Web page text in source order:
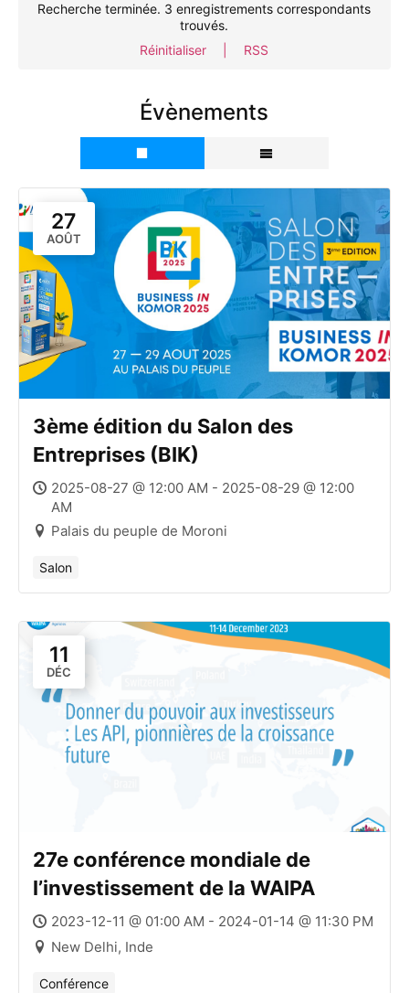
Recherche terminée. 3 enregistrements correspondants
trouvés.
Réinitialiser
RSS
Évènements
27
AOÛT
3ème édition du Salon des
Entreprises (BIK)
2025-08-27 @ 12:00 AM - 2025-08-29 @ 12:00
AM
Palais du peuple de Moroni
Salon
11
DÉC
27e conférence mondiale de
l’investissement de la WAIPA
2023-12-11 @ 01:00 AM - 2024-01-14 @ 11:30 PM
New Delhi, Inde
Conférence